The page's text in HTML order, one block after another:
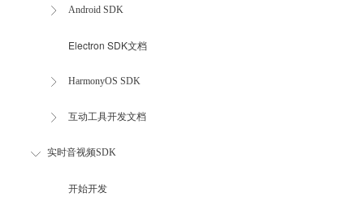
Android SDK
Electron SDK文档
HarmonyOS SDK
互动工具开发文档
实时音视频SDK
开始开发